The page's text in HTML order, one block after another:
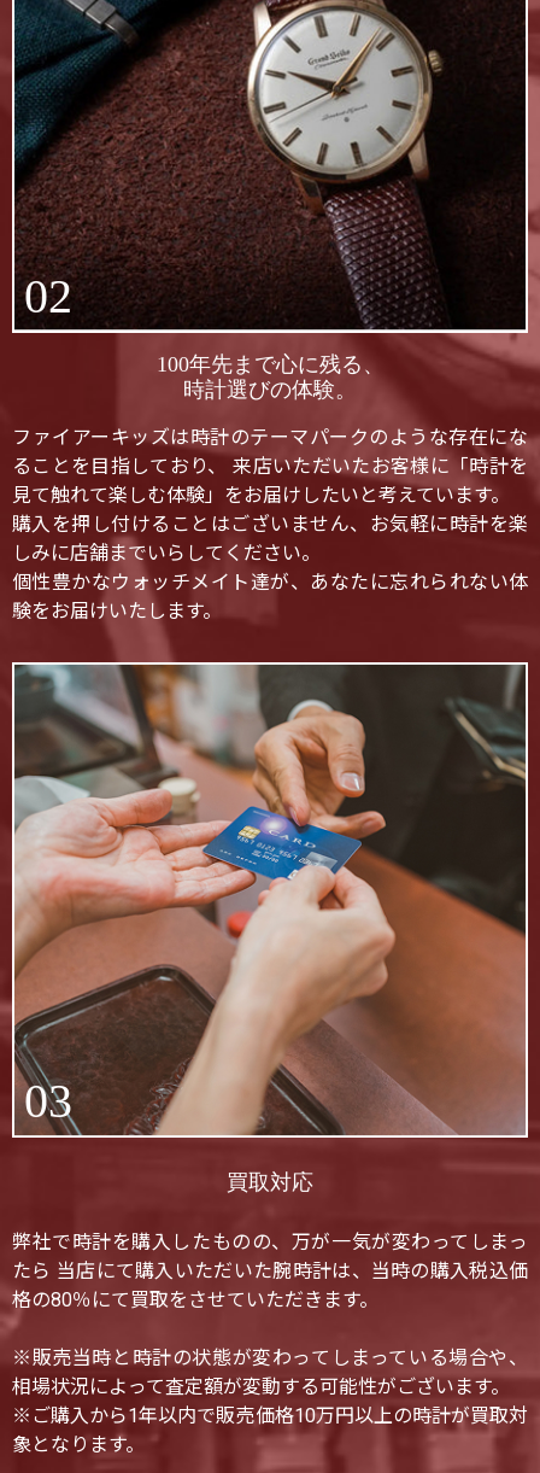
02
100年先まで心に残る、
時計選びの体験。
ファイアーキッズは時計のテーマパークのような存在にな
ることを目指しており、 来店いただいたお客様に「時計を
見て触れて楽しむ体験」をお届けしたいと考えています。
購入を押し付けることはございません、お気軽に時計を楽
しみに店舗までいらしてください。
個性豊かなウォッチメイト達が、あなたに忘れられない体
験をお届けいたします。
03
買取対応
弊社で時計を購入したものの、万が一気が変わってしまっ
たら 当店にて購入いただいた腕時計は、当時の購入税込価
格の80％にて買取をさせていただきます。
※販売当時と時計の状態が変わってしまっている場合や、
相場状況によって査定額が変動する可能性がございます。
※ご購入から1年以内で販売価格10万円以上の時計が買取対
象となります。